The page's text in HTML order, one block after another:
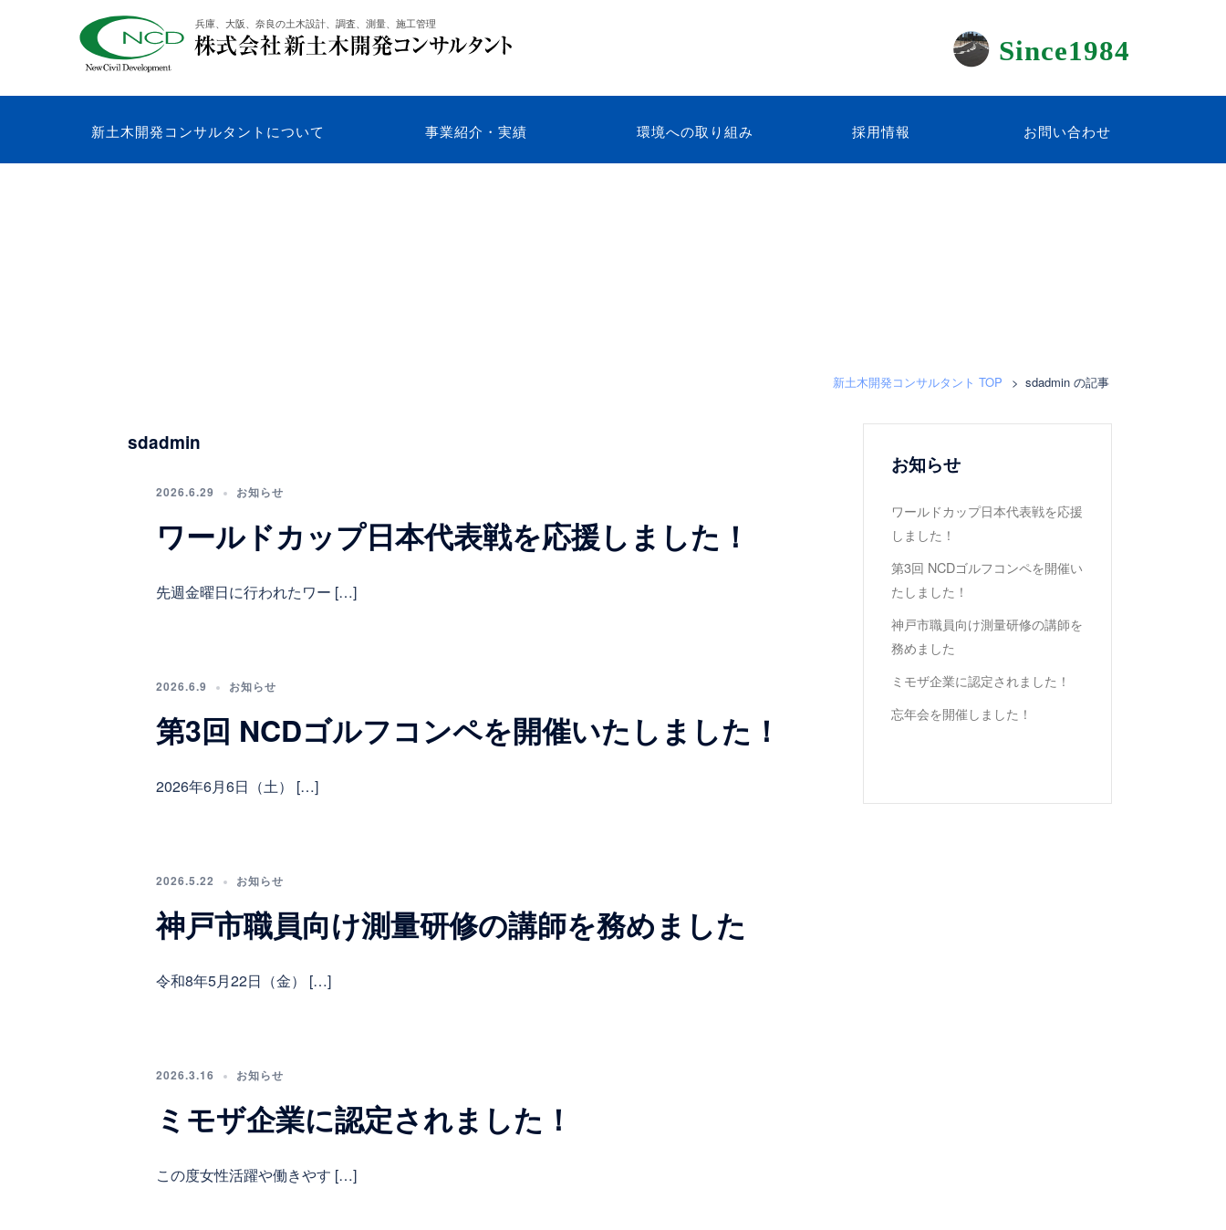
兵庫、大阪、奈良の土木設計、調査、測量、施工管理
Since1984
新土木開発コンサルタントについて 事業紹介・実績 環境への取り組み 採用情報 お問い合わせ
新土木開発コンサルタント TOP > sdadmin の記事
sdadmin
2026.6.29 お知らせ
ワールドカップ日本代表戦を応援しました！
先週金曜日に行われたワー […]
2026.6.9 お知らせ
第3回 NCDゴルフコンペを開催いたしました！
2026年6月6日（土） […]
2026.5.22 お知らせ
神戸市職員向け測量研修の講師を務めました
令和8年5月22日（金） […]
2026.3.16 お知らせ
ミモザ企業に認定されました！
この度女性活躍や働きやす […]
お知らせ
ワールドカップ日本代表戦を応援
しました！
第3回 NCDゴルフコンペを開催い
たしました！
神戸市職員向け測量研修の講師を
務めました
ミモザ企業に認定されました！
忘年会を開催しました！